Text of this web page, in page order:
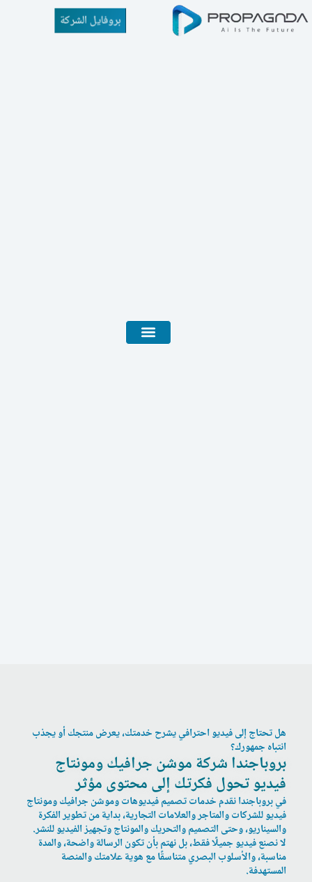
بروفايل الشركة
هل تحتاج إلى فيديو احترافي يشرح خدمتك، يعرض منتجك أو يجذب
انتباه جمهورك؟
بروباجندا شركة موشن جرافيك ومونتاج
فيديو تحول فكرتك إلى محتوى مؤثر
في بروباجندا نقدم خدماتتصميم فيديوهات وموشن جرافيك ومونتاج
فيديوللشركات والمتاجر والعلامات التجارية، بداية من تطوير الفكرة
والسيناريو، وحتى التصميم والتحريك والمونتاج وتجهيز الفيديو للنشر.
لا نصنع فيديو جميلًا فقط، بل نهتم بأن تكون الرسالة واضحة، والمدة
مناسبة، والأسلوب البصري متناسقًا مع هوية علامتك والمنصة
المستهدفة.